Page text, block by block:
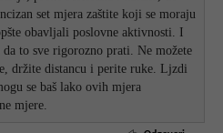
set mjera zaštite koji se moraju
obavljali poslovne aktivnosti. I
to sve rigorozno prati. Ne možete
držite distancu i perite ruke. Ljzdi
se baš lako ovih mjera
mjere.